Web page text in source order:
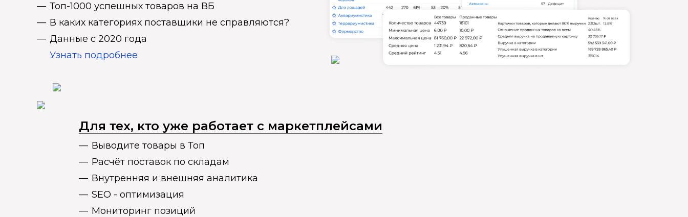
Топ-1000 успешных товаров на ВБ
В каких категориях поставщики не справляются?
Данные с 2020 года
Узнать подробнее
Для тех, кто уже работает с маркетплейсами
Выводите товары в Топ
Расчёт поставок по складам
Внутренняя и внешняя аналитика
SEO - оптимизация
Мониторинг позиций